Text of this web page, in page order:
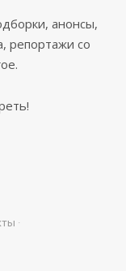
анонсы,
репортажи со
·